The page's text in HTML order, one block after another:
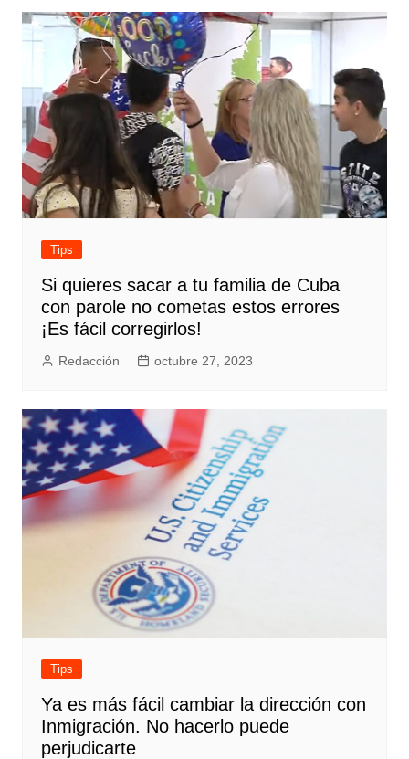
Tips
Si quieres sacar a tu familia de Cuba
con parole no cometas estos errores
¡Es fácil corregirlos!
Redacción octubre 27, 2023
Tips
Ya es más fácil cambiar la dirección con
Inmigración. No hacerlo puede
perjudicarte